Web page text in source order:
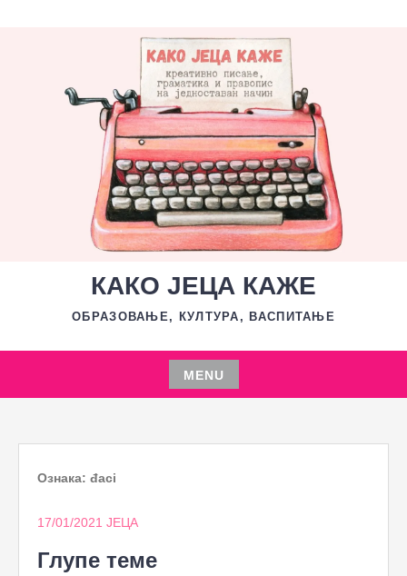
КАКО ЈЕЦА КАЖЕ
ОБРАЗОВАЊЕ, КУЛТУРА, ВАСПИТАЊЕ
MENU
Skip
content
Ознака: đaci
17/01/2021 ЈЕЦА
Глупе теме